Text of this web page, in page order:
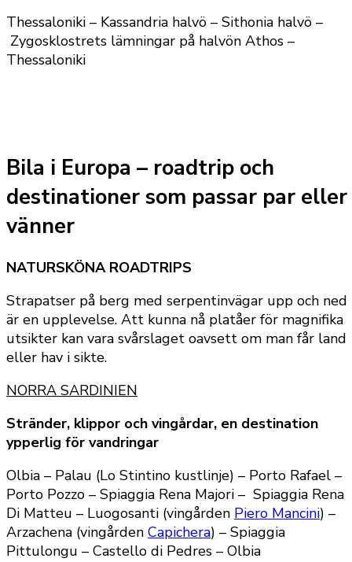
Thessaloniki – Kassandria halvö – Sithonia halvö –
Zygosklostrets lämningar på halvön Athos –
Thessaloniki
Bila i Europa – roadtrip och
destinationer som passar par eller
vänner
NATURSKÖNA ROADTRIPS
Strapatser på berg med serpentinvägar upp och ned
är en upplevelse. Att kunna nå platåer för magnifika
utsikter kan vara svårslaget oavsett om man får land
eller hav i sikte.
NORRA SARDINIEN
Stränder, klippor och vingårdar, en destination
ypperlig för vandringar
Olbia – Palau (Lo Stintino kustlinje) – Porto Rafael –
Porto Pozzo – Spiaggia Rena Majori – Spiaggia Rena
Di Matteu – Luogosanti (vingården Piero Mancini) –
Arzachena (vingården Capichera) – Spiaggia
Pittulongu – Castello di Pedres – Olbia